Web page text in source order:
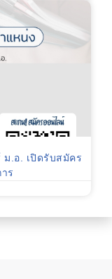
.อ. เปิดรับสมัคร
ร